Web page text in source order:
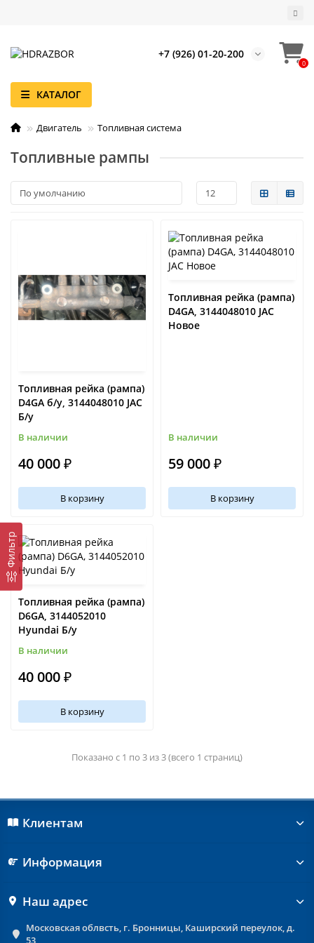
+7 (926) 01-20-200
0
КАТАЛОГ
Двигатель Топливная система
Топливные рампы
Фильтр
Топливная рейка (рампа)
D4GA б/у, 3144048010 JAC
Б/у
В наличии
40 000 ₽
В корзину
Топливная рейка (рампа)
D4GA, 3144048010 JAC
Новое
В наличии
59 000 ₽
В корзину
Топливная рейка (рампа)
D6GA, 3144052010
Hyundai Б/у
В наличии
40 000 ₽
В корзину
Показано с 1 по 3 из 3 (всего 1 страниц)
Клиентам
Информация
Наш адрес
Московская облвсть, г. Бронницы, Каширский переулок, д.
53